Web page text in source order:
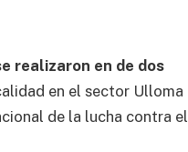
realizaron en de dos
en el sector Ulloma
de la lucha contra el